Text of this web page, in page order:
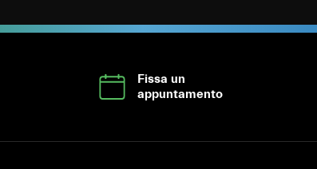
Fissa un
appuntamento